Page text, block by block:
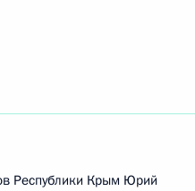
Республики Крым Юрий